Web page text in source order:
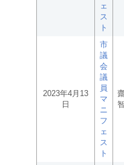
ェ
ス
ト
2023年4月13
日
市
議
会
議
員
マ
ニ
フ
ェ
ス
ト